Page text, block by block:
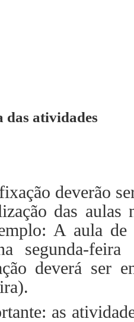
das atividades
deverão
das aulas
A aula de
segunda-
deverá ser
as